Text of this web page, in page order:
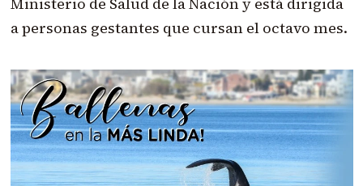
a personas gestantes que cursan el octavo mes.